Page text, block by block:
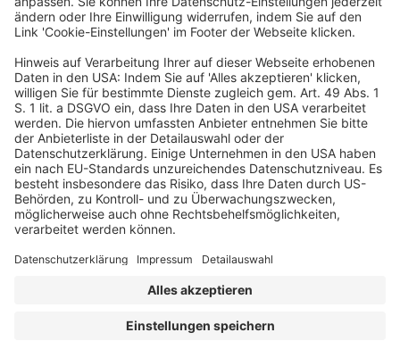
Ein Business-Event von:
© dfv Conference Group GmbH